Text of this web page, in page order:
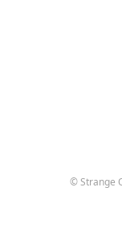
© Strange